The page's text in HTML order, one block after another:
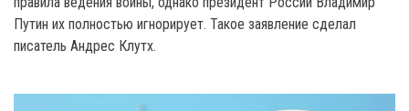
Путин их полностью игнорирует. Такое заявление сделал
писатель Андрес Клутх.